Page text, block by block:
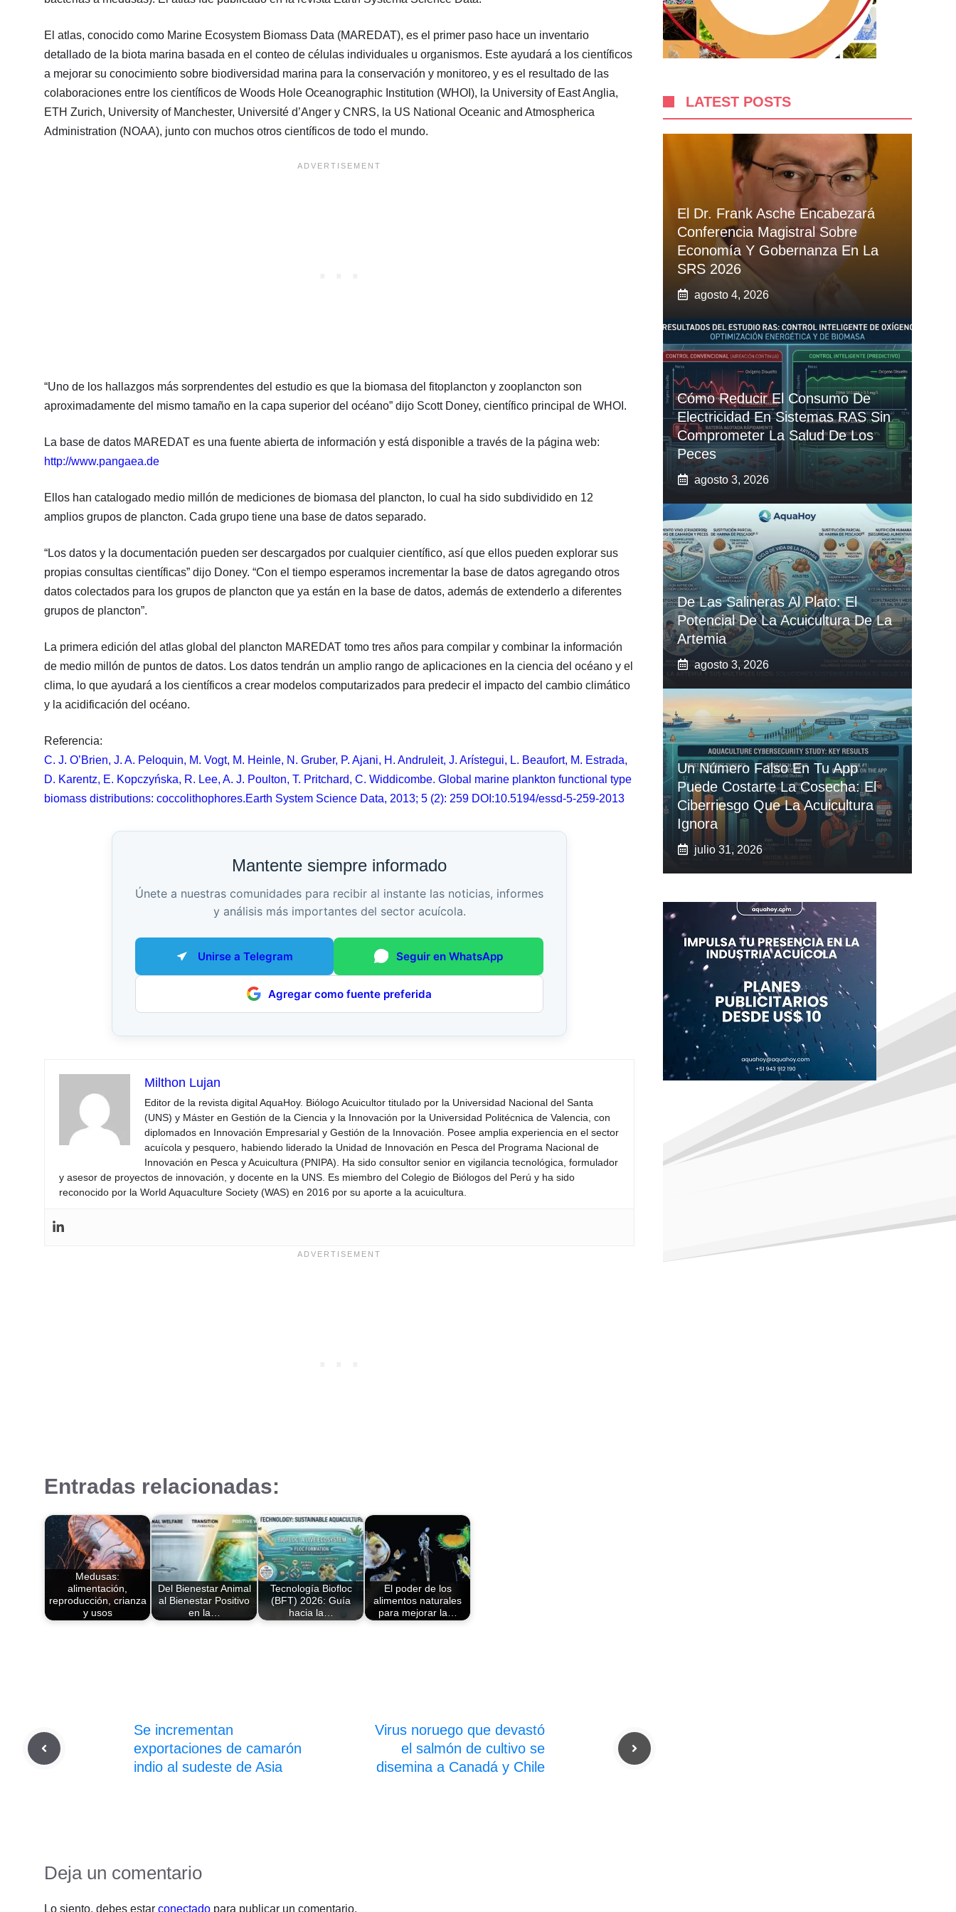
El atlas, conocido como Marine Ecosystem Biomass Data (MAREDAT), es el primer paso hace un inventario
detallado de la biota marina basada en el conteo de células individuales u organismos. Este ayudará a los científicos
a mejorar su conocimiento sobre biodiversidad marina para la conservación y monitoreo, y es el resultado de las
colaboraciones entre los científicos de Woods Hole Oceanographic Institution (WHOI), la University of East Anglia,
ETH Zurich, University of Manchester, Université d’Anger y CNRS, la US National Oceanic and Atmospherica
Administration (NOAA), junto con muchos otros científicos de todo el mundo.
“Uno de los hallazgos más sorprendentes del estudio es que la biomasa del fitoplancton y zooplancton son
aproximadamente del mismo tamaño en la capa superior del océano” dijo Scott Doney, científico principal de WHOI.
La base de datos MAREDAT es una fuente abierta de información y está disponible a través de la página web:
http://www.pangaea.de
Ellos han catalogado medio millón de mediciones de biomasa del plancton, lo cual ha sido subdividido en 12
amplios grupos de plancton. Cada grupo tiene una base de datos separado.
“Los datos y la documentación pueden ser descargados por cualquier científico, así que ellos pueden explorar sus
propias consultas científicas” dijo Doney. “Con el tiempo esperamos incrementar la base de datos agregando otros
datos colectados para los grupos de plancton que ya están en la base de datos, además de extenderlo a diferentes
grupos de plancton”.
La primera edición del atlas global del plancton MAREDAT tomo tres años para compilar y combinar la información
de medio millón de puntos de datos. Los datos tendrán un amplio rango de aplicaciones en la ciencia del océano y el
clima, lo que ayudará a los científicos a crear modelos computarizados para predecir el impacto del cambio climático
y la acidificación del océano.
Referencia:
C. J. O’Brien, J. A. Peloquin, M. Vogt, M. Heinle, N. Gruber, P. Ajani, H. Andruleit, J. Arístegui, L. Beaufort, M. Estrada,
D. Karentz, E. Kopczyńska, R. Lee, A. J. Poulton, T. Pritchard, C. Widdicombe. Global marine plankton functional type
biomass distributions: coccolithophores.Earth System Science Data, 2013; 5 (2): 259 DOI:10.5194/essd-5-259-2013
Mantente siempre informado
Únete a nuestras comunidades para recibir al instante las noticias, informes
y análisis más importantes del sector acuícola.
Unirse a Telegram Seguir en WhatsApp
Agregar como fuente preferida
Milthon Lujan
Editor de la revista digital AquaHoy. Biólogo Acuicultor titulado por la Universidad Nacional del Santa
(UNS) y Máster en Gestión de la Ciencia y la Innovación por la Universidad Politécnica de Valencia, con
diplomados en Innovación Empresarial y Gestión de la Innovación. Posee amplia experiencia en el sector
acuícola y pesquero, habiendo liderado la Unidad de Innovación en Pesca del Programa Nacional de
Innovación en Pesca y Acuicultura (PNIPA). Ha sido consultor senior en vigilancia tecnológica, formulador
y asesor de proyectos de innovación, y docente en la UNS. Es miembro del Colegio de Biólogos del Perú y ha sido
reconocido por la World Aquaculture Society (WAS) en 2016 por su aporte a la acuicultura.
Entradas relacionadas:
Medusas:
alimentación,
reproducción, crianza
y usos
Del Bienestar Animal
al Bienestar Positivo
en la…
Tecnología Biofloc
(BFT) 2026: Guía
hacia la…
El poder de los
alimentos naturales
para mejorar la…
Se incrementan
exportaciones de camarón
indio al sudeste de Asia
Virus noruego que devastó
el salmón de cultivo se
disemina a Canadá y Chile
Deja un comentario
Lo siento, debes estar conectado para publicar un comentario.
LATEST POSTS
El Dr. Frank Asche Encabezará
Conferencia Magistral Sobre
Economía Y Gobernanza En La
SRS 2026
agosto 4, 2026
Cómo Reducir El Consumo De
Electricidad En Sistemas RAS Sin
Comprometer La Salud De Los
Peces
agosto 3, 2026
De Las Salineras Al Plato: El
Potencial De La Acuicultura De La
Artemia
agosto 3, 2026
Un Número Falso En Tu App
Puede Costarte La Cosecha: El
Ciberriesgo Que La Acuicultura
Ignora
julio 31, 2026